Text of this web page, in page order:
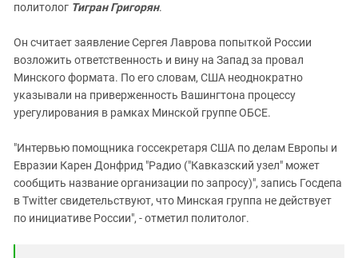
политолог Тигран Григорян.
Он считает заявление Сергея Лаврова попыткой России
возложить ответственность и вину на Запад за провал
Минского формата. По его словам, США неоднократно
указывали на приверженность Вашингтона процессу
урегулирования в рамках Минской группе ОБСЕ.
"Интервью помощника госсекретаря США по делам Европы и
Евразии Карен Донфрид "Радио ("Кавказский узел" может
сообщить название организации по запросу)", запись Госдепа
в Twitter свидетельствуют, что Минская группа не действует
по инициативе России", - отметил политолог.